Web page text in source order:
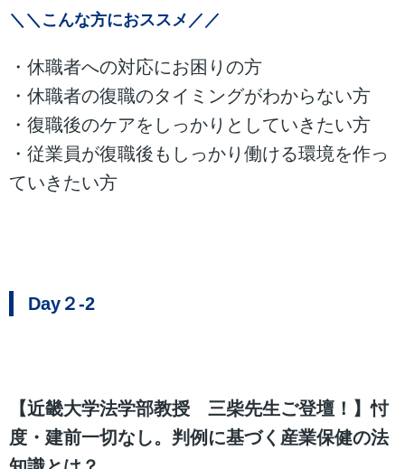
＼＼こんな方におススメ／／
・休職者への対応にお困りの方
・休職者の復職のタイミングがわからない方
・復職後のケアをしっかりとしていきたい方
・従業員が復職後もしっかり働ける環境を作っ
ていきたい方
Day２-2
【近畿大学法学部教授 三柴先生ご登壇！】忖
度・建前一切なし。判例に基づく産業保健の法